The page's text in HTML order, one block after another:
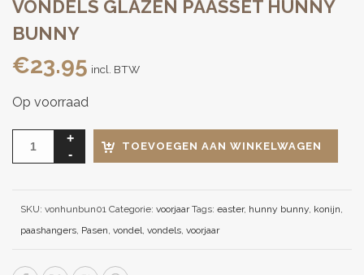
VONDELS GLAZEN PAASSET HUNNY
BUNNY
€23.95 incl. BTW
Op voorraad
TOEVOEGEN AAN WINKELWAGEN
SKU: vonhunbun01 Categorie: voorjaar Tags: easter, hunny bunny, konijn,
paashangers, Pasen, vondel, vondels, voorjaar